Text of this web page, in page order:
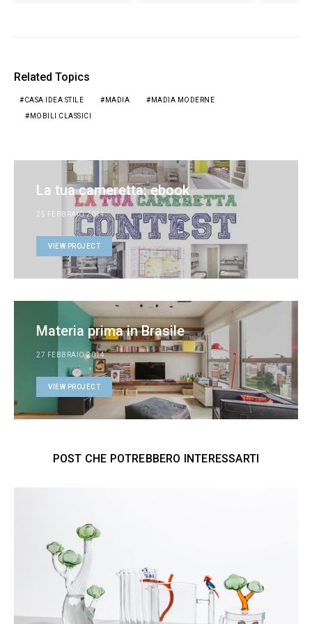
Related Topics
CASA IDEA STILE MADIA MADIA MODERNE
MOBILI CLASSICI
La tua cameretta: ebook
25 FEBBRAIO 2014
VIEW PROJECT
Materia prima in Brasile
27 FEBBRAIO 2014
VIEW PROJECT
POST CHE POTREBBERO INTERESSARTI